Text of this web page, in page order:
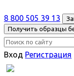
8 800 505 39 13
Получить образцы
Вход Регистрация